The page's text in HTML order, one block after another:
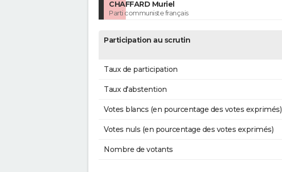
CHAFFARD Muriel
Parti communiste français
Participation au scrutin
Taux de participation
Taux d'abstention
Votes blancs (en pourcentage des votes exprimés)
Votes nuls (en pourcentage des votes exprimés)
Nombre de votants